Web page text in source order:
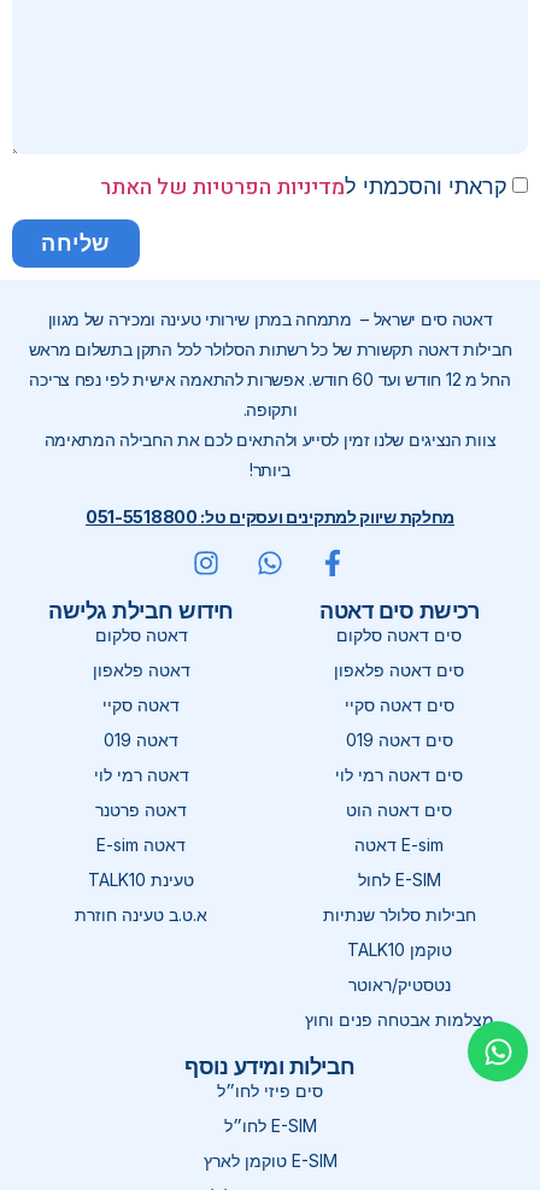
קראתי והסכמתי למדיניות הפרטיות של האתר
שליחה
דאטה סים ישראל – מתמחה במתן שירותי טעינה ומכירה של מגוון
חבילות דאטה תקשורת של כל רשתות הסלולר לכל התקן בתשלום מראש
החל מ 12 חודש ועד 60 חודש. אפשרות להתאמה אישית לפי נפח צריכה
ותקופה.
צוות הנציגים שלנו זמין לסייע ולהתאים לכם את החבילה המתאימה
ביותר!
מחלקת שיווק למתקינים ועסקים טל: 051-5518800
רכישת סים דאטה
סים דאטה סלקום
סים דאטה פלאפון
סים דאטה סקיי
סים דאטה 019
סים דאטה רמי לוי
סים דאטה הוט
E-sim דאטה
E-SIM לחול
חבילות סלולר שנתיות
טוקמן TALK10
נטסטיק/ראוטר
מצלמות אבטחה פנים וחוץ
חידוש חבילת גלישה
דאטה סלקום
דאטה פלאפון
דאטה סקיי
דאטה 019
דאטה רמי לוי
דאטה פרטנר
דאטה E-sim
טעינת TALK10
א.ט.ב טעינה חוזרת
חבילות ומידע נוסף
סים פיזי לחו״ל
E-SIM לחו״ל
E-SIM טוקמן לארץ